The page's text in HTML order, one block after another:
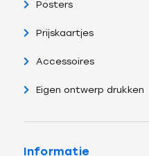
Posters
Prijskaartjes
Accessoires
Eigen ontwerp drukken
Informatie